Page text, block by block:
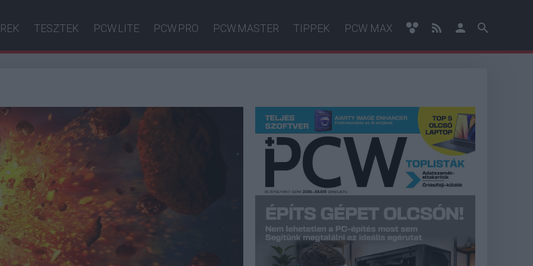
TESZTEK PCW.LITE PCW.PRO PCW.MASTER TIPPEK PCW MAX